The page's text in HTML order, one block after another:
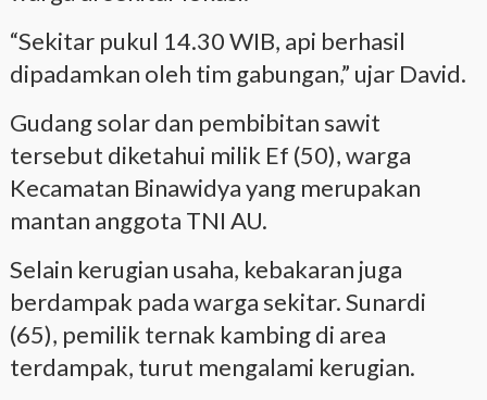
“Sekitar pukul 14.30 WIB, api berhasil
dipadamkan oleh tim gabungan,” ujar David.
Gudang solar dan pembibitan sawit
tersebut diketahui milik Ef (50), warga
Kecamatan Binawidya yang merupakan
mantan anggota TNI AU.
Selain kerugian usaha, kebakaran juga
berdampak pada warga sekitar. Sunardi
(65), pemilik ternak kambing di area
terdampak, turut mengalami kerugian.